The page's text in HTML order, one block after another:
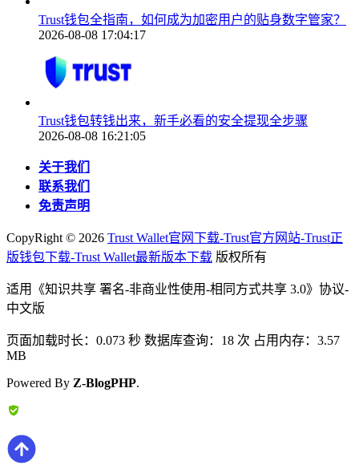
Trust钱包全指南，如何成为加密用户的贴身数字管家？
2026-08-08 17:04:17
Trust钱包转钱出来，新手必看的安全提现全步骤
2026-08-08 16:21:05
关于我们
联系我们
免责声明
CopyRight © 2026 Trust Wallet官网下载-Trust官方网站-Trust正
版钱包下载-Trust Wallet最新版本下载 版权所有
适用《知识共享 署名-非商业性使用-相同方式共享 3.0》协议-
中文版
页面加载时长：0.073 秒 数据库查询：18 次 占用内存：3.57
MB
Powered By Z-BlogPHP.